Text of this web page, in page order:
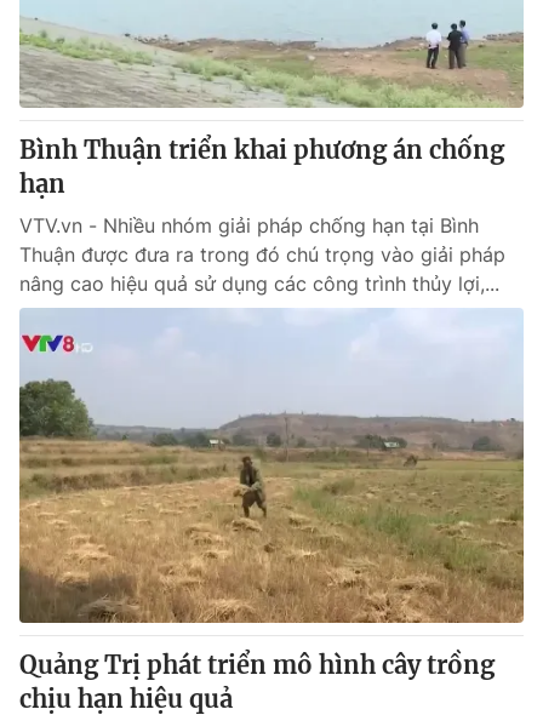
Bình Thuận triển khai phương án chống
hạn
VTV.vn - Nhiều nhóm giải pháp chống hạn tại Bình
Thuận được đưa ra trong đó chú trọng vào giải pháp
nâng cao hiệu quả sử dụng các công trình thủy lợi,...
Quảng Trị phát triển mô hình cây trồng
chịu hạn hiệu quả